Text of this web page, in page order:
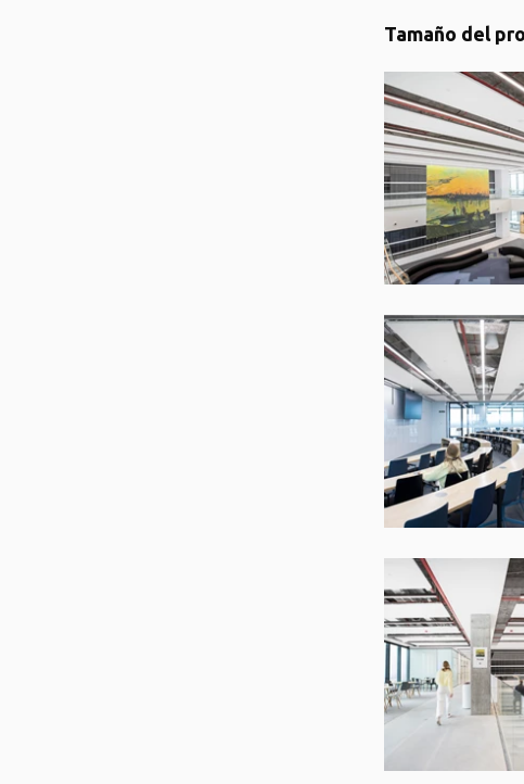
Tamaño del